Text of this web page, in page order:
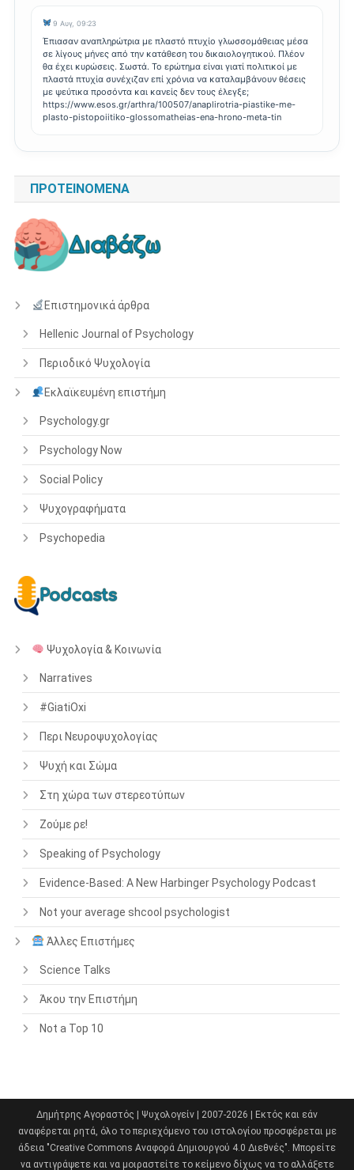
9 Αυγ, 09:23
Έπιασαν αναπληρώτρια με πλαστό πτυχίο γλωσσομάθειας μέσα
σε λίγους μήνες από την κατάθεση του δικαιολογητικού. Πλέον
θα έχει κυρώσεις. Σωστά. Το ερώτημα είναι γιατί πολιτικοί με
πλαστά πτυχία συνέχιζαν επί χρόνια να καταλαμβάνουν θέσεις
με ψεύτικα προσόντα και κανείς δεν τους έλεγξε;
https://www.esos.gr/arthra/100507/anaplirotria-piastike-me-
plasto-pistopoiitiko-glossomatheias-ena-hrono-meta-tin
ΠΡΟΤΕΙΝΌΜΕΝΑ
Επιστημονικά άρθρα
Hellenic Journal of Psychology
Περιοδικό Ψυχολογία
Εκλαϊκευμένη επιστήμη
Psychology.gr
Psychology Now
Social Policy
Ψυχογραφήματα
Psychopedia
Ψυχολογία & Κοινωνία
Narratives
#GiatiOxi
Περι Νευροψυχολογίας
Ψυχή και Σώμα
Στη χώρα των στερεοτύπων
Ζούμε ρε!
Speaking of Psychology
Evidence-Based: A New Harbinger Psychology Podcast
Not your average shcool psychologist
Άλλες Επιστήμες
Science Talks
Άκου την Επιστήμη
Not a Top 10
Δημήτρης Αγοραστός | Ψυχολογείν | 2007-2026 | Εκτός και εάν
αναφέρεται ρητά, όλο το περιεχόμενο του ιστολογίου προσφέρεται με
άδεια "Creative Commons Αναφορά Δημιουργού 4.0 Διεθνές". Μπορείτε
να αντιγράψετε και να μοιραστείτε το κείμενο δίχως να το αλλάξετε